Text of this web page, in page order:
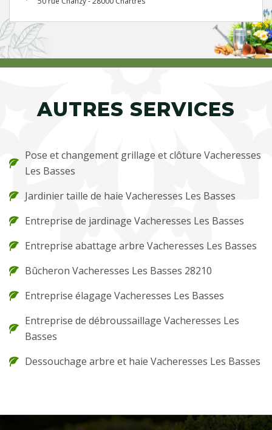
AUTRES SERVICES
Pose et changement grillage et clôture Vacheresses
Les Basses
Jardinier taille de haie Vacheresses Les Basses
Entreprise de jardinage Vacheresses Les Basses
Entreprise abattage arbre Vacheresses Les Basses
Bûcheron Vacheresses Les Basses 28210
Entreprise élagage Vacheresses Les Basses
Entreprise de débroussaillage Vacheresses Les
Basses
Dessouchage arbre et haie Vacheresses Les Basses